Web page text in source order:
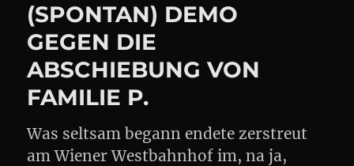
ABSCHIEBUNG
(SPONTAN) DEMO
GEGEN DIE
ABSCHIEBUNG VON
FAMILIE P.
Was seltsam begann endete zerstreut
am Wiener Westbahnhof im, na ja,